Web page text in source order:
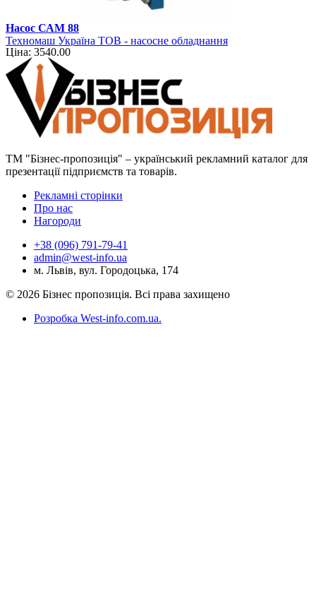
Насос САМ 88
Техномаш Україна ТОВ - насосне обладнання
Ціна: 3540.00
ТМ "Бізнес-пропозиція" – український рекламний каталог для
презентації підприємств та товарів.
Рекламні сторінки
Про нас
Нагороди
+38 (096) 791-79-41
admin@west-info.ua
м. Львів, вул. Городоцька, 174
© 2026 Бізнес пропозиція. Всі права захищено
Розробка West-info.com.ua.